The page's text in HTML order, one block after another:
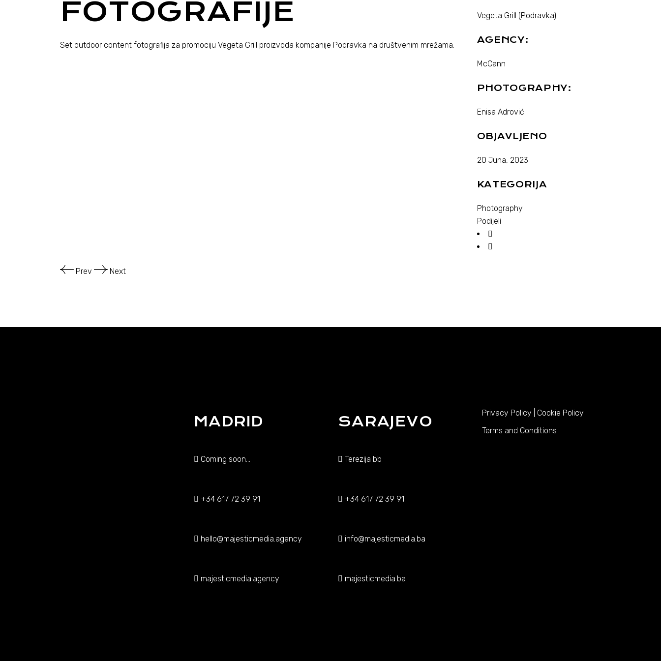
FOTOGRAFIJE
Set outdoor content fotografija za promociju Vegeta Grill proizvoda kompanije Podravka na društvenim mrežama.
Vegeta Grill (Podravka)
AGENCY:
McCann
PHOTOGRAPHY:
Enisa Adrović
OBJAVLJENO
20 Juna, 2023
KATEGORIJA
Photography
Podijeli
Prev Next
MADRID
Coming soon...
+34 617 72 39 91
hello@majesticmedia.agency
majesticmedia.agency
SARAJEVO
Terezija bb
+34 617 72 39 91
info@majesticmedia.ba
majesticmedia.ba
Privacy Policy
Cookie Policy
Terms and Conditions